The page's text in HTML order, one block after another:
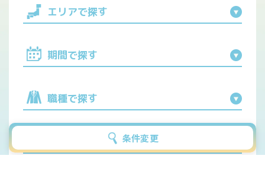
条件変更
エリアで探す
期間で探す
職種で探す